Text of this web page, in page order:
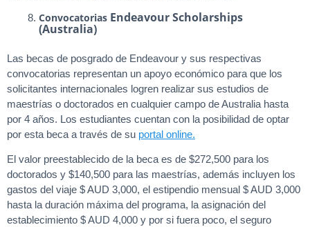
Convocatorias Endeavour Scholarships
(Australia)
Las becas de posgrado de Endeavour y sus respectivas
convocatorias representan un apoyo económico para que los
solicitantes internacionales logren realizar sus estudios de
maestrías o doctorados en cualquier campo de Australia hasta
por 4 años. Los estudiantes cuentan con la posibilidad de optar
por esta beca a través de su portal online.
El valor preestablecido de la beca es de $272,500 para los
doctorados y $140,500 para las maestrías, además incluyen los
gastos del viaje $ AUD 3,000, el estipendio mensual $ AUD 3,000
hasta la duración máxima del programa, la asignación del
establecimiento $ AUD 4,000 y por si fuera poco, el seguro